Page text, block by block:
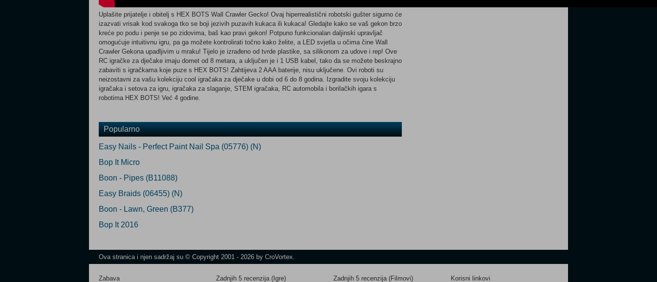
Uplašite prijatelje i obitelj s HEX BOTS Wall Crawler Gecko! Ovaj hiperrealistični robotski gušter sigurno će
izazvati vrisak kod svakoga tko se boji jezivih puzavih kukaca ili kukaca! Gledajte kako se vaš gekon brzo
kreće po podu i penje se po zidovima, baš kao pravi gekon! Potpuno funkcionalan daljinski upravljač
omogućuje intuitivnu igru, pa ga možete kontrolirati točno kako želite, a LED svjetla u očima čine Wall
Crawler Gekona upadljivim u mraku! Tijelo je izrađeno od tvrde plastike, sa silikonom za udove i rep! Ove
RC igračke za dječake imaju domet od 8 metara, a uključen je i 1 USB kabel, tako da se možete beskrajno
zabaviti s igračkama koje puze s HEX BOTS! Zahtijeva 2 AAA baterije, nisu uključene. Ovi roboti su
neizostavni za vašu kolekciju cool igračaka za dječake u dobi od 6 do 8 godina. Izgradite svoju kolekciju
igračaka i setova za igru, igračaka za slaganje, STEM igračaka, RC automobila i borilačkih igara s
robotima HEX BOTS! Već 4 godine.
Popularno
Easy Nails - Perfect Paint Nail Spa (05776) (N)
Bop It Micro
Boon - Pipes (B11088)
Easy Braids (06455) (N)
Boon - Lawn, Green (B377)
Bop It 2016
Ova stranica i njen sadržaj su © Copyright 2001 - 2026 by CroVortex.
Zabava Zadnjih 5 recenzija (Igre) Zadnjih 5 recenzija (Filmovi) Korisni linkovi